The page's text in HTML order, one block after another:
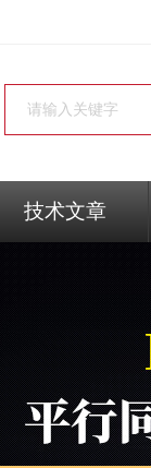
技术文章